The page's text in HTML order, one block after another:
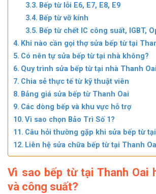
Bếp từ lỗi E6, E7, E8, E9
Bếp từ vỡ kính
Bếp từ chết IC công suất, IGBT,
Khi nào cần gọi thợ sửa bếp từ tại
Có nên tự sửa bếp từ tại nhà không?
Quy trình sửa bếp từ tại nhà Thanh Oai
Chia sẻ thực tế từ kỹ thuật viên
Bảng giá sửa bếp từ Thanh Oai
Các dòng bếp và khu vực hỗ trợ
Vì sao chọn Bảo Trì Số 1?
Câu hỏi thường gặp khi sửa bếp từ
Liên hệ sửa chữa bếp từ tại Thanh
Vì sao bếp từ tại Thanh Oai
và công suất?